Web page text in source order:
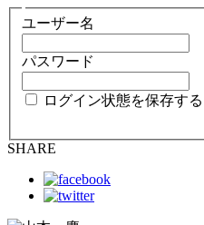
ユーザー名
パスワード
ログイン状態を保存する
SHARE